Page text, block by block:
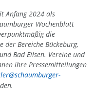
Anfang 2024 als
Wochenblatt
die
der Bereiche Bückeburg,
Bad Eilsen. Vereine und
ihre Pressemitteilungen